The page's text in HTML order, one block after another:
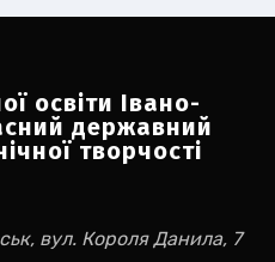
освіти Івано-
державний
творчості
вул. Короля Данила, 7